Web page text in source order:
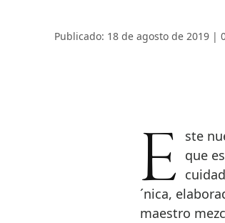
Publicado: 18 de agosto de 2019 |
Este nuevo producto, destaca por su aroma y color 100% natural, ya que
´nica,
maestro